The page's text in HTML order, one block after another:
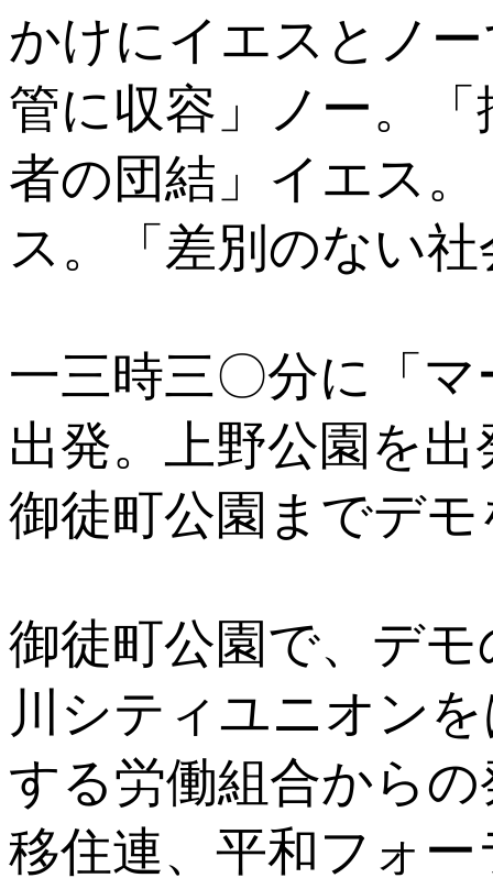
かけにイエスとノ
管に収容」ノー。
者の団結」イエス
ス。「差別のない
一三時三〇分に「
出発。上野公園を
御徒町公園までデ
御徒町公園で、デ
川シティユニオン
する労働組合から
移住連、平和フォ